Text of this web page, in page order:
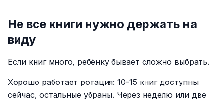
Не все книги нужно держать на
виду
Если книг много, ребёнку бывает сложно выбрать.
Хорошо работает ротация: 10–15 книг доступны
сейчас, остальные убраны. Через неделю или две